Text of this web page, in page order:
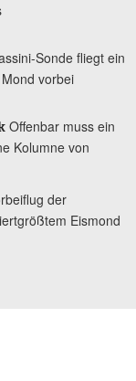
Sonde fliegt ein
vorbei
Offenbar muss ein
Kolumne von
der
Eismond